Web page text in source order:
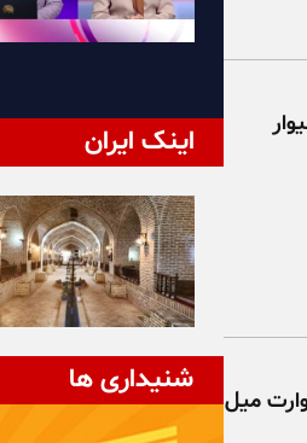
میل
اینک ایران
شنیداری ها